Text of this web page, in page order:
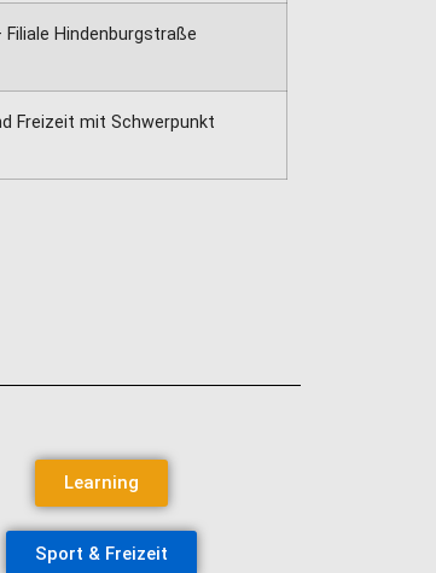
Hindenburgstraße
Freizeit mit Schwerpunkt
Learning
Sport & Freizeit